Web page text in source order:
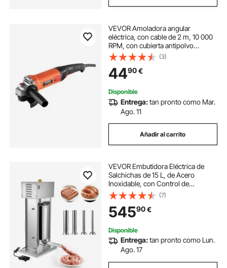
VEVOR Amoladora angular
eléctrica, con cable de 2 m, 10 000
RPM, con cubierta antipolvo
ajustable, para amolar, cortar y
eliminar óxido de metal, compatible
con disco 127 mm, 380 x 100 x 75
mm
(3)
4490€
Disponible
Entrega:tan pronto como Mar.
Ago. 11
Añadir al carrito
VEVOR Embutidora Eléctrica de
Salchichas de 15 L, de Acero
Inoxidable, con Control de
Velocidad Continuo y Pedal, con 4
Tubos de Relleno, para Cocina y
Restaurantes, 395 x 295 x 850 mm,
Plata
(7)
54590€
Disponible
Entrega:tan pronto como Lun.
Ago. 17